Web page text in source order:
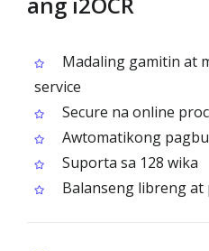
Madaling gamitin at
service
Secure na online
Awtomatikong
Suporta sa 128 wika
Balanseng libreng